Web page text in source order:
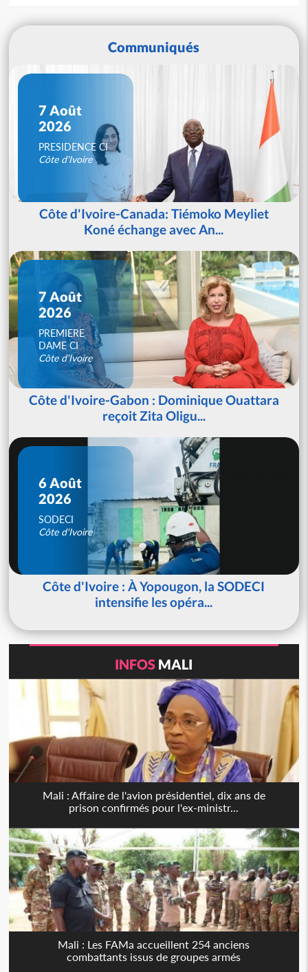
Communiqués
7 Août
2026
PRESIDENCE CI
Côte d'Ivoire
Côte d'Ivoire-Canada: Tiémoko Meyliet
Koné échange avec An...
7 Août
2026
PREMIERE
DAME CI
Côte d'Ivoire
Côte d'Ivoire-Gabon : Dominique Ouattara
reçoit Zita Oligu...
6 Août
2026
SODECI
Côte d'Ivoire
Côte d'Ivoire : À Yopougon, la SODECI
intensifie les opéra...
INFOS MALI
Mali : Affaire de l'avion présidentiel, dix ans de
prison confirmés pour l'ex-ministr...
Mali : Les FAMa accueillent 254 anciens
combattants issus de groupes armés